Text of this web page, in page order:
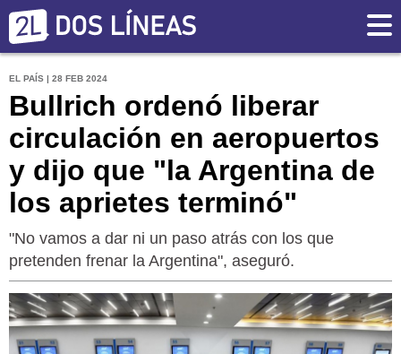
EL PAÍS | 28 FEB 2024
Bullrich ordenó liberar
circulación en aeropuertos
y dijo que "la Argentina de
los aprietes terminó"
"No vamos a dar ni un paso atrás con los que
pretenden frenar la Argentina", aseguró.